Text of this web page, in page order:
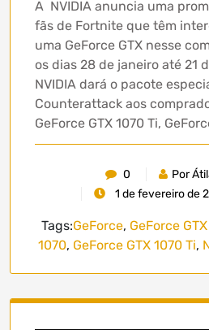
A NVIDIA anuncia uma
fãs de Fortnite que têm
uma GeForce GTX nesse
os dias 28 de janeiro até 21
NVIDIA dará o pacote
Counterattack aos
GeForce GTX 1070 Ti,
0
Por
1 de fevereiro de
Tags:GeForce, GeForce
1070, GeForce GTX 1070 Ti,